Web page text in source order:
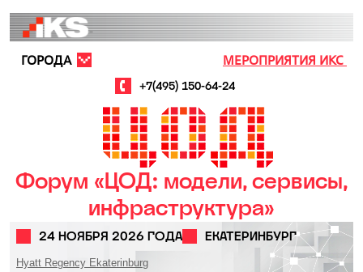
МЕРОПРИЯТИЯ ИКС
+7(495) 150-64-24
ГОРОДА
Форум «ЦОД: модели, сервисы,
инфраструктура»
24 НОЯБРЯ 2026 ГОДА ЕКАТЕРИНБУРГ
Hyatt Regency Ekaterinburg